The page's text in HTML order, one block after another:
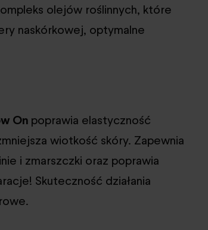
olejów roślinnych, które
naskórkowej, optymalne
On poprawia elastyczność
wiotkość skóry. Zapewnia
i zmarszczki oraz poprawia
Skuteczność działania